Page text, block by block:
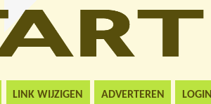
LINK WIJZIGEN ADVERTEREN LOGIN